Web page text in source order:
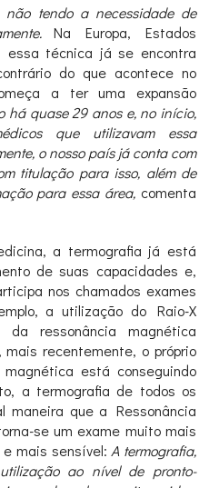
não tendo a necessidade de
Na Europa, Estados
essa técnica já se encontra
do que acontece no
a ter uma expansão
há quase 29 anos e, no início,
que utilizavam essa
o nosso país já conta com
titulação para isso, além de
para essa área, comenta
a termografia já está
de suas capacidades e,
nos chamados exames
a utilização do Raio-X
da ressonância magnética
recentemente, o próprio
está conseguindo
a termografia de todos os
maneira que a Ressonância
se um exame muito mais
mais sensível: A termografia,
ao nível de pronto-